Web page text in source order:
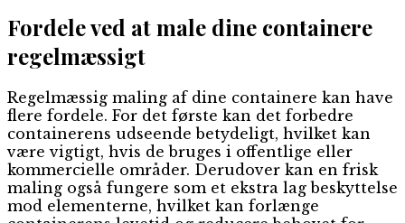
Fordele ved at male dine containere
regelmæssigt
Regelmæssig maling af dine containere kan have
flere fordele. For det første kan det forbedre
containerens udseende betydeligt, hvilket kan
være vigtigt, hvis de bruges i offentlige eller
kommercielle områder. Derudover kan en frisk
maling også fungere som et ekstra lag beskyttelse
mod elementerne, hvilket kan forlænge